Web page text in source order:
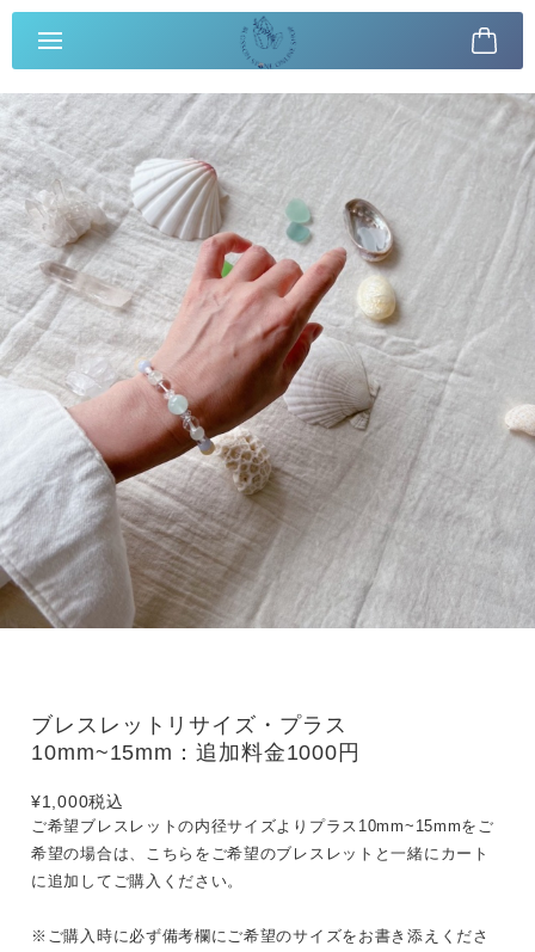
ブレスレットリサイズ・プラス
10mm~15mm：追加料金1000円
¥1,000税込
ご希望ブレスレットの内径サイズよりプラス10mm~15mmをご
希望の場合は、こちらをご希望のブレスレットと一緒にカート
に追加してご購入ください。
※ご購入時に必ず備考欄にご希望のサイズをお書き添えくださ